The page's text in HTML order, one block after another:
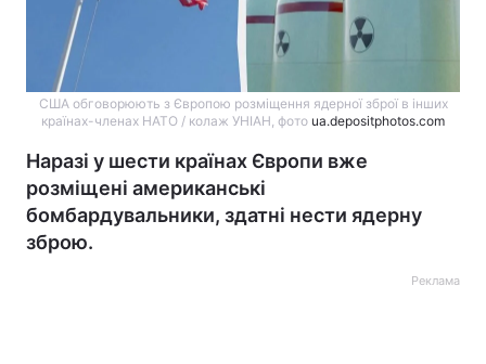
США обговорюють з Європою розміщення ядерної зброї в інших
країнах-членах НАТО / колаж УНІАН, фото ua.depositphotos.com
Наразі у шести країнах Європи вже
розміщені американські
бомбардувальники, здатні нести ядерну
зброю.
Реклама